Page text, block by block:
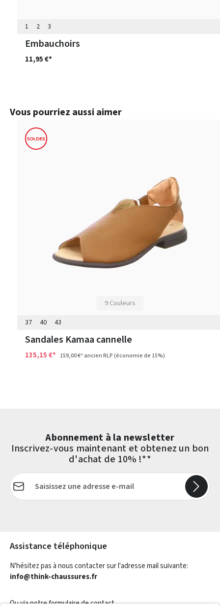
1 2 3
Embauchoirs
11,95 €*
Ignorer la galerie de produits
Vous pourriez aussi aimer
9 Couleurs
37
40 43
Sandales Kamaa cannelle
135,15 €* 159,00 €*ancien RLP(économie de 15%)
Abonnement à la newsletter
Inscrivez-vous maintenant et obtenez un bon
d'achat de 10% !**
Adresse e-mail*
Assistance téléphonique
N'hésitez pas à nous contacter sur l'adresse mail suivante:
info@think-chaussures.fr
Ou via notreformulaire de contact.